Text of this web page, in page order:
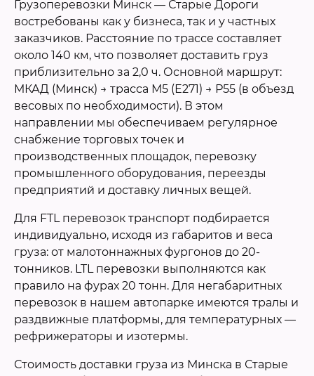
Грузоперевозки Минск — Старые Дороги
востребованы как у бизнеса, так и у частных
заказчиков. Расстояние по трассе составляет
около 140 км, что позволяет доставить груз
приблизительно за 2,0 ч. Основной маршрут:
МКАД (Минск) → трасса М5 (Е271) → Р55 (в объезд
весовых по необходимости). В этом
направлении мы обеспечиваем регулярное
снабжение торговых точек и
производственных площадок, перевозку
промышленного оборудования, переезды
предприятий и доставку личных вещей.
Для FTL перевозок транспорт подбирается
индивидуально, исходя из габаритов и веса
груза: от малотоннажных фургонов до 20-
тонников. LTL перевозки выполняются как
правило на фурах 20 тонн. Для негабаритных
перевозок в нашем автопарке имеются тралы и
раздвижные платформы, для температурных —
рефрижераторы и изотермы.
Стоимость доставки груза из Минска в Старые